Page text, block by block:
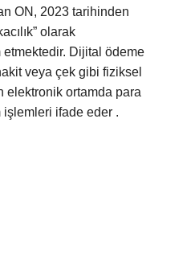
ON, 2023 tarihinden
olarak
Dijital ödeme
veya çek gibi fiziksel
elektronik ortamda para
işlemleri ifade eder .